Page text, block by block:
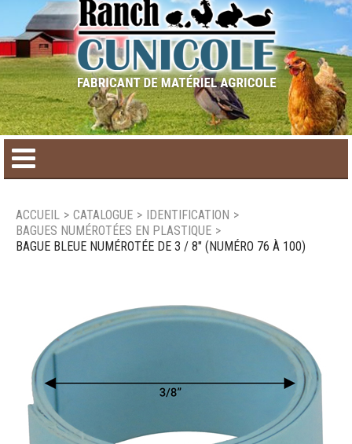
Catalogue de produit
Nous joindre
ACCUEIL > CATALOGUE > IDENTIFICATION >
BAGUES NUMÉROTÉES EN PLASTIQUE >
BAGUE BLEUE NUMÉROTÉE DE 3 / 8" (NUMÉRO 76 À 100)